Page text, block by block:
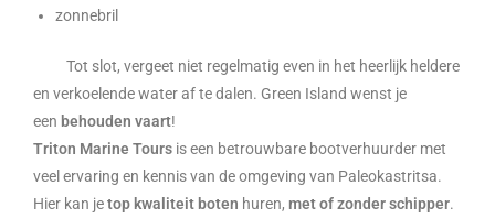
zonnebril
Tot slot, vergeet niet regelmatig even in het heerlijk heldere
en verkoelende water af te dalen. Green Island wenst je
een behouden vaart!
Triton Marine Tours is een betrouwbare bootverhuurder met
veel ervaring en kennis van de omgeving van Paleokastritsa.
Hier kan jetop kwaliteit boten huren, met of zonder schipper.